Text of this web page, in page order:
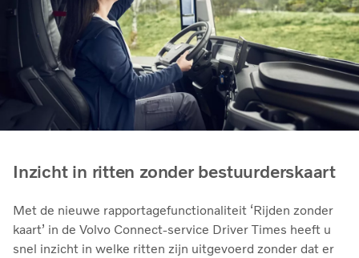
Inzicht in ritten zonder bestuurderskaart
Met de nieuwe rapportagefunctionaliteit ‘Rijden zonder
kaart’ in de Volvo Connect-service Driver Times heeft u
snel inzicht in welke ritten zijn uitgevoerd zonder dat er